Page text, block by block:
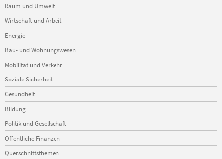
Raum und Umwelt
Wirtschaft und Arbeit
Energie
Bau- und Wohnungswesen
Mobilität und Verkehr
Soziale Sicherheit
Gesundheit
Bildung
Politik und Gesellschaft
Öffentliche Finanzen
Querschnittsthemen